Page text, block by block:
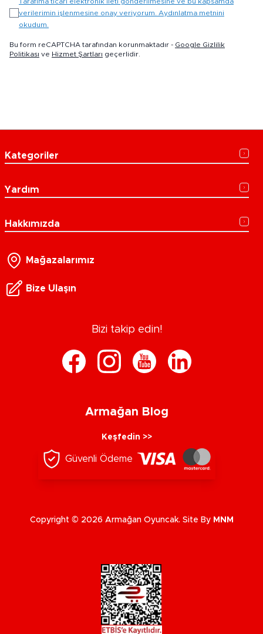
verilerimin işlenmesine onay veriyorum. Aydınlatma metnini
okudum.
Bu form reCAPTCHA tarafından korunmaktadır - Google Gizlilik
Politikası ve Hizmet Şartları geçerlidir.
Kategoriler
Yardım
Hakkımızda
Mağazalarımız
Bize Ulaşın
Bizi takip edin!
Armağan Blog
Keşfedin >>
Güvenli Ödeme
Copyright © 2026 Armağan Oyuncak. Site By MNM